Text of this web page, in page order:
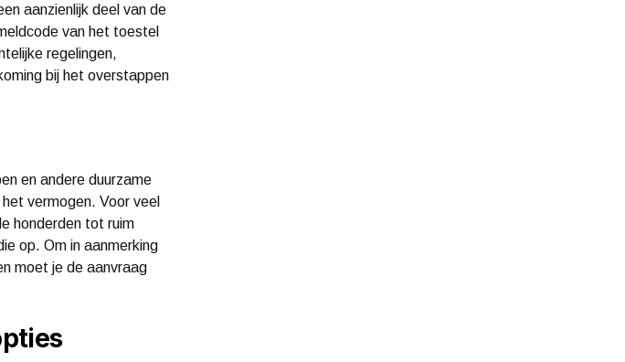
aanzienlijk deel van de
van het toestel
regelingen,
bij het overstappen
en andere duurzame
vermogen. Voor veel
honderden tot ruim
op. Om in aanmerking
moet je de aanvraag